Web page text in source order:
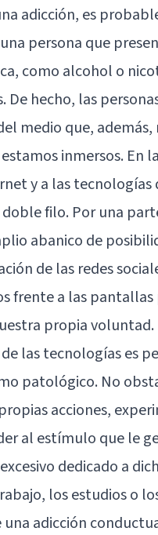
adicción, es
persona que
como alcohol o
De hecho, las
medio que,
inmersos. En
y a las
filo. Por una
abanico de
de las redes
frente a las
propia voluntad.
las tecnologías es
patológico. No
acciones,
al estímulo que le
dedicado a
los estudios o
adicción